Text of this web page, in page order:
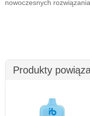
nowoczesnych
Produkty